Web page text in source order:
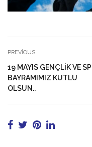
PREVIOUS
19 MAYIS GENÇLİK VE
BAYRAMIMIZ KUTLU
OLSUN..